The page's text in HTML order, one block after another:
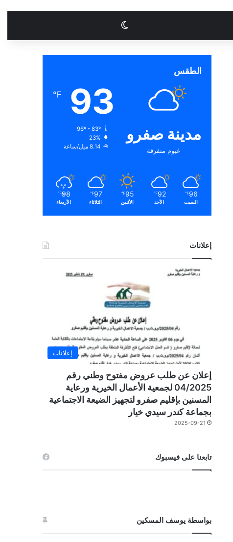
الوضع المظلم
الطقس
مدينة صفرو
غيوم متفرقة
93
℉
96º - 83º
23%
8.14 ميل/ساعة
96
℉
السبت
92
℉
الأحد
95
℉
الأثنين
97
℉
الثلاثاء
98
℉
الأربعاء
إعلانات
إعلانات
إعلان عن طلب عروض مفتوح وطني رقم
04/2025 لجمعية الأعمال الخيرية ورعاية
المسنين بإقليم صفرو لتجهيز الضيعة الاجتماعية
بجماعة كندر سيدي خيار
2025-09-21
تابعنا على فيسبوك
بواسطة يوسف المسكين